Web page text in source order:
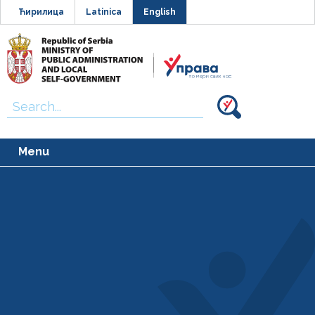
Ћирилица Latinica English
Search
for:
Menu